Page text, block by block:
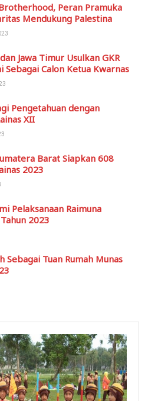
Peran Pramuka
Mendukung Palestina
Jawa Timur Usulkan GKR
Sebagai Calon Ketua Kwarnas
Pengetahuan dengan
XII
Barat Siapkan 608
2023
Pelaksanaan Raimuna
2023
Sebagai Tuan Rumah Munas